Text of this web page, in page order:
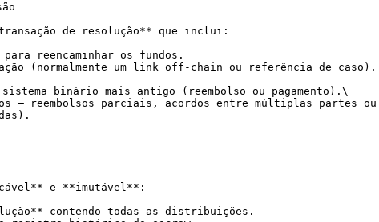
de resolução** que inclui:
reencaminhar os fundos.
(normalmente um link off-chain ou referência de caso).
binário mais antigo (reembolso ou pagamento).\
— reembolsos parciais, acordos entre múltiplas partes
e **imutável**:
contendo todas as distribuições.